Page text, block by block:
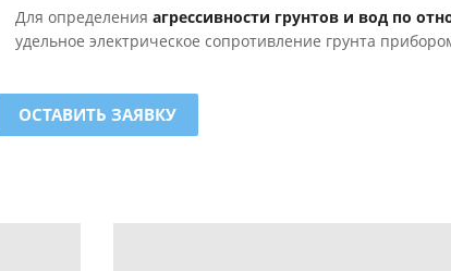
Для определения агрессивности грунтов и вод по
удельное электрическое сопротивление грунта
ОСТАВИТЬ ЗАЯВКУ